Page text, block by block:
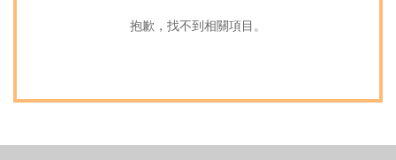
抱歉，找不到相關項目。